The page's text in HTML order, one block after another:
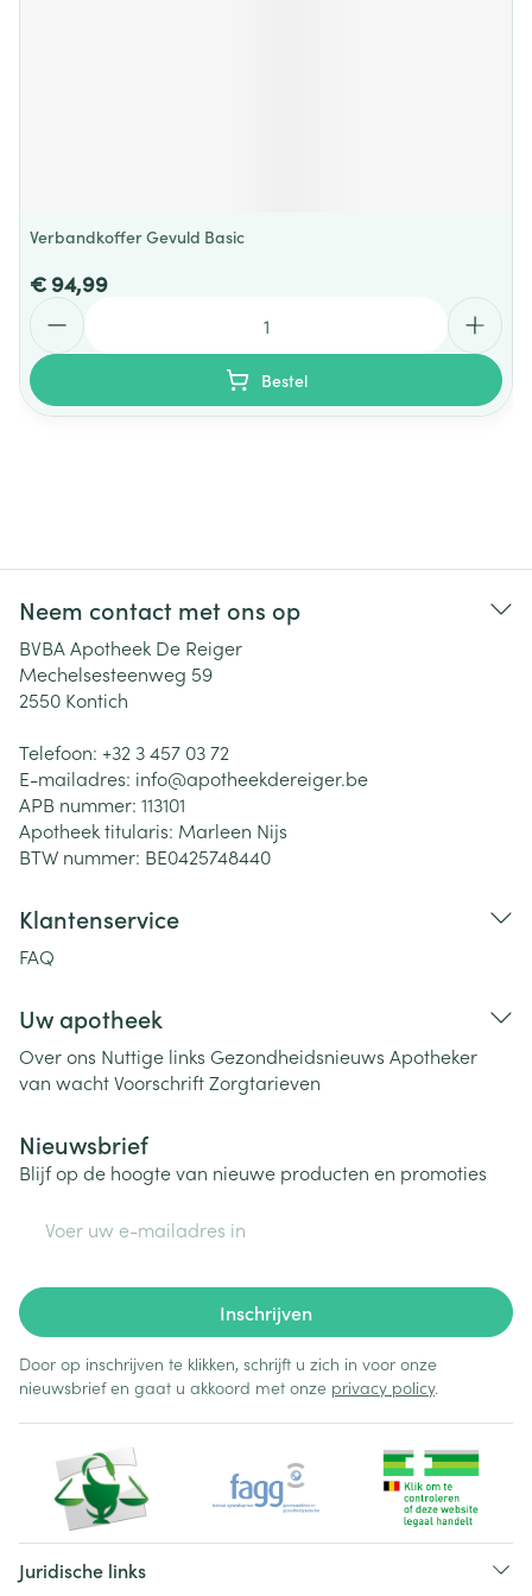
Verbandkoffer Gevuld Basic
€ 94,99
Bestel
Neem contact met ons op
BVBA Apotheek De Reiger
Mechelsesteenweg 59
2550 Kontich
Telefoon: +32 3 457 03 72
E-mailadres: info@apotheekdereiger.be
APB nummer: 113101
Apotheek titularis: Marleen Nijs
BTW nummer: BE0425748440
Klantenservice
FAQ
Uw apotheek
Over ons Nuttige links Gezondheidsnieuws Apotheker
van wachtVoorschriftZorgtarieven
Nieuwsbrief
Blijf op de hoogte van nieuwe producten en promoties
Inschrijven
Door op inschrijven te klikken, schrijft u zich in voor onze
nieuwsbrief en gaat u akkoord met onze privacy policy.
Juridische links